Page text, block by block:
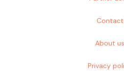
Contact
About us
Privacy